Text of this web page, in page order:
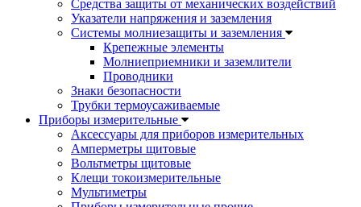
Средства защиты от механических воздействий
Указатели напряжения и заземления
Системы молниезащиты и заземления
Крепежные элементы
Молниеприемники и заземлители
Проводники
Знаки безопасности
Трубки термоусаживаемые
Приборы измерительные
Аксессуары для приборов измерительных
Амперметры щитовые
Вольтметры щитовые
Клещи токоизмерительные
Мультиметры